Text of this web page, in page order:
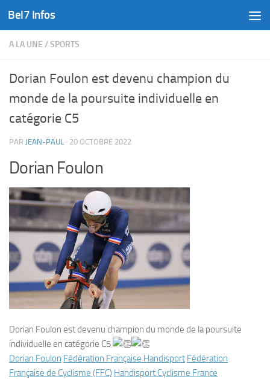
Skip to content
Bel7 Infos
A LA UNE /SPORTS
Dorian Foulon est devenu champion du
monde de la poursuite individuelle en
catégorie C5
PAR JEAN-PAUL · 20 OCTOBRE 2022
Dorian Foulon
Dorian Foulon est devenu champion du monde de la poursuite
individuelle en catégorie C5
Dorian Foulon Fédération Française Handisport Fédération
Française de Cyclisme (FFC) Handisport Cyclisme France